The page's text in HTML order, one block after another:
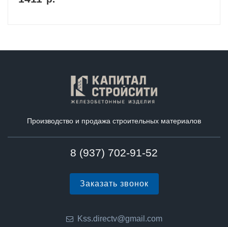
Производство и продажа строительных материалов
8 (937) 702-91-52
Заказать звонок
Kss.directv@gmail.com